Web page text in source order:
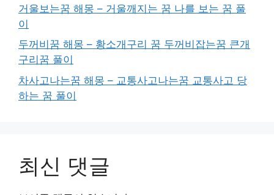
거울보는꿈 해몽 – 거울깨지는 꿈 나를 보는 꿈 풀
이
두꺼비꿈 해몽 – 황소개구리 꿈 두꺼비잡는꿈 큰개
구리꿈 풀이
차사고나는꿈 해몽 – 교통사고나는꿈 교통사고 당
하는 꿈 풀이
최신 댓글